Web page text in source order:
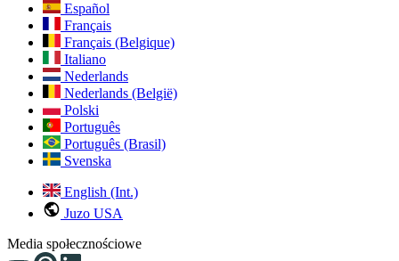
Español
Français
Français (Belgique)
Italiano
Nederlands
Nederlands (België)
Polski
Português
Português (Brasil)
Svenska
English (Int.)
Juzo USA
Media społecznościowe